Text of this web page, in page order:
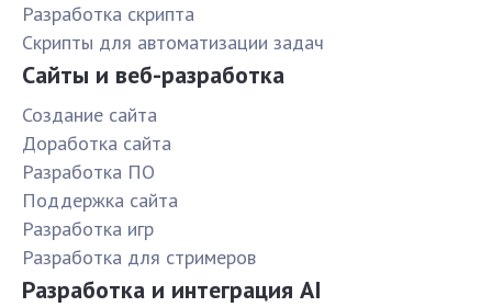
Разработка скрипта
Скрипты для автоматизации задач
Сайты и веб-разработка
Создание сайта
Доработка сайта
Разработка ПО
Поддержка сайта
Разработка игр
Разработка для стримеров
Разработка и интеграция AI